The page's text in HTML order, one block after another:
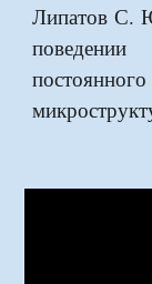
Липатов С.